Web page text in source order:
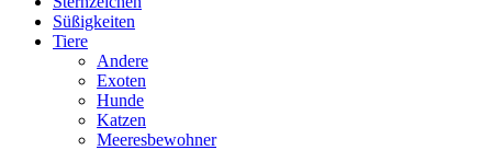
Süßigkeiten
Tiere
Andere
Exoten
Hunde
Katzen
Meeresbewohner